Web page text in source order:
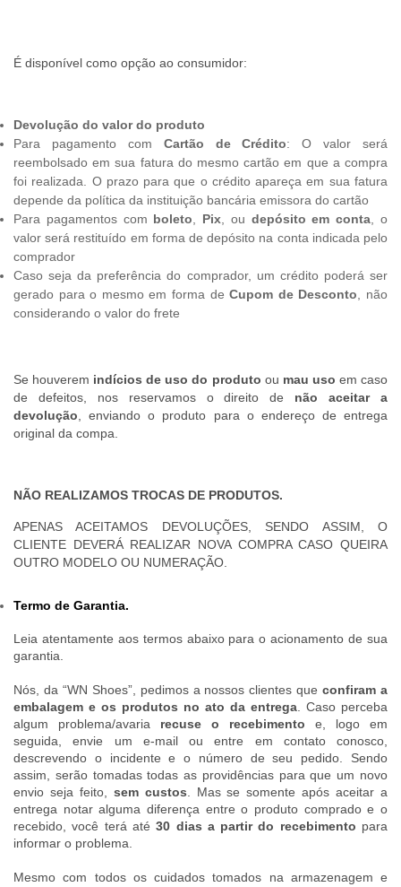
É disponível como opção ao consumidor:
Devolução do valor do produto
Para pagamento com Cartão de Crédito: O valor será
reembolsado em sua fatura do mesmo cartão em que a compra
foi realizada. O prazo para que o crédito apareça em sua fatura
depende da política da instituição bancária emissora do cartão
Para pagamentos com boleto Pix , ou depósito em conta , o
valor será restituído em forma de depósito na conta indicada pelo
comprador
Caso seja da preferência do comprador, um crédito poderá ser
gerado para o mesmo em forma deCupom de Desconto , não
considerando o valor do frete
Se houverem indícios de uso do produto ou mau uso em caso
de defeitos, nos reservamos o direito de não aceitar a
devolução , enviando o produto para o endereço de entrega
original da compa.
NÃO REALIZAMOS TROCAS DE PRODUTOS.
APENAS ACEITAMOS DEVOLUÇÕES, SENDO ASSIM, O
CLIENTE DEVERÁ REALIZAR NOVA COMPRA CASO QUEIRA
OUTRO MODELO OU NUMERAÇÃO.
Termo de Garantia.
Leia atentamente aos termos abaixo para o acionamento de sua
garantia.
Nós, da “WN Shoes”, pedimos a nossos clientes queconfiram a
embalagem e os produtos no ato da entrega . Caso perceba
algum problema/avaria recuse o recebimento e, logo em
seguida, envie um e-mail ou entre em contato conosco,
descrevendo o incidente e o número de seu pedido. Sendo
assim, serão tomadas todas as providências para que um novo
envio seja feito, sem custos . Mas se somente após aceitar a
entrega notar alguma diferença entre o produto comprado e o
recebido, você terá até30 dias a partir do recebimento para
informar o problema.
Mesmo com todos os cuidados tomados na armazenagem e